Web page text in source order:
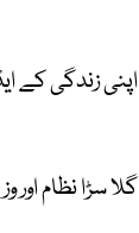
اپنی زندگی کے
گلا سڑا نظام اور